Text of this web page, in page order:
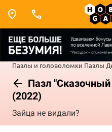
Пазлы и головоломки Пазлы
Пазл
(2022)
Зайца не видали?